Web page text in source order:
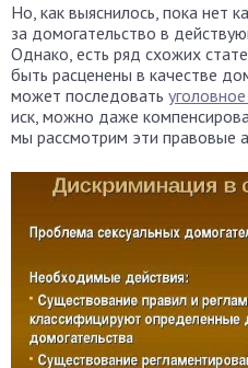
Но, как выяснилось, пока нет
за домогательство в
Однако, есть ряд схожих
быть расценены в качестве
может последовать
иск, можно даже
мы рассмотрим эти правовые